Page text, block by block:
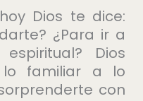
Dios te dice:
¿Para ir a
Dios
familiar a lo
con